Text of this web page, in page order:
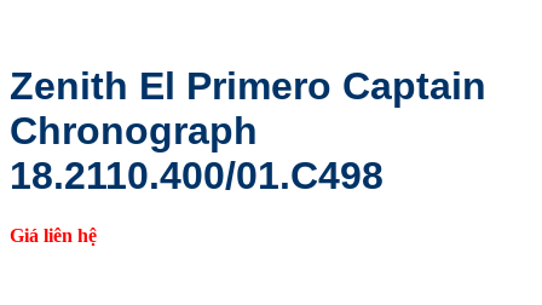
Zenith El Primero Captain
Chronograph
18.2110.400/01.C498
Giá liên hệ